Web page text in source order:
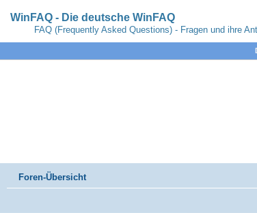
WinFAQ - Die deutsche WinFAQ
FAQ (Frequently Asked Questions) - Fragen und ihre
Foren-Übersicht